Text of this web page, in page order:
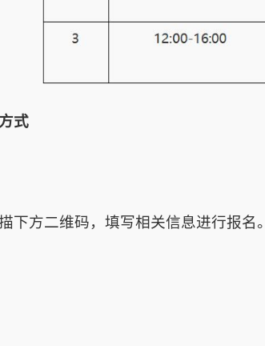
式
下方二维码，填写相关信息进行报名。